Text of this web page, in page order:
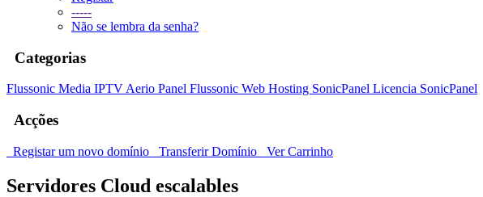
-----
Não se lembra da senha?
Categorias
Flussonic Media IPTVAerio Panel Flussonic Web Hosting SonicPanel Licencia SonicPanel
Acções
Registar um novo domínio Transferir Domínio Ver Carrinho
Servidores Cloud escalables